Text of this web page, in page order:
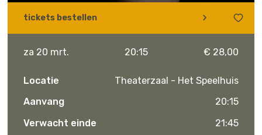
tickets bestellen
za 20 mrt. 20:15 € 28,00
Locatie
Theaterzaal - Het Speelhuis
Aanvang
20:15
Verwacht einde
21:45